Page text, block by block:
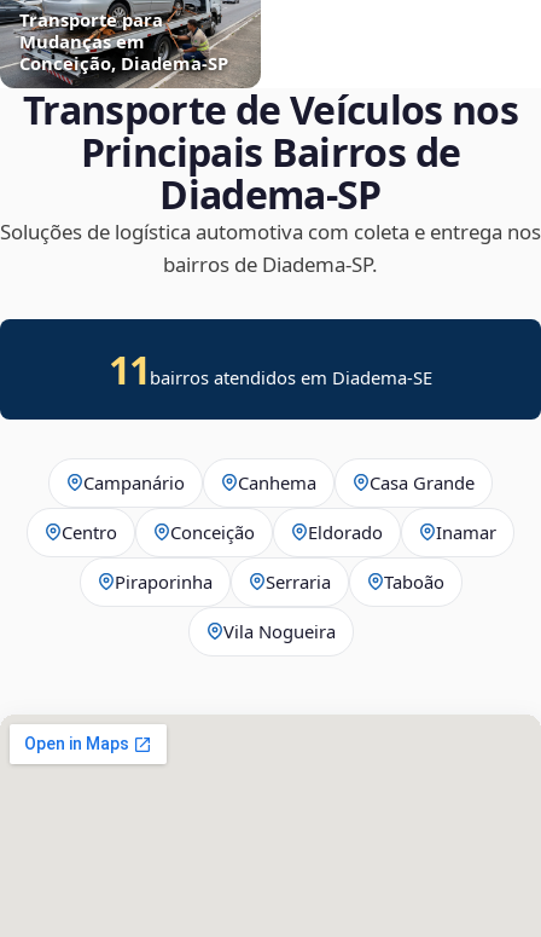
Transporte para
Mudanças em
Conceição, Diadema‑SP
Transporte de Veículos nos
Principais Bairros de
Diadema‑SP
Soluções de logística automotiva com coleta e entrega nos
bairros de Diadema‑SP.
11 bairros atendidos em Diadema-SE
Campanário Canhema Casa Grande
Centro Conceição Eldorado Inamar
Piraporinha Serraria Taboão
Vila Nogueira